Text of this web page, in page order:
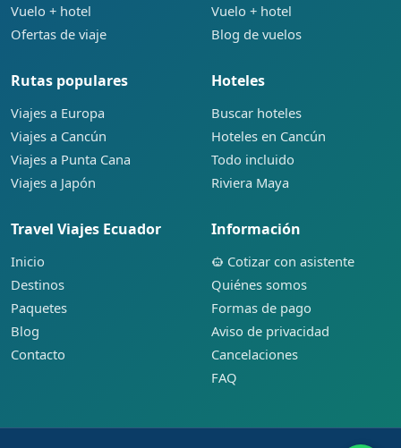
Vuelo + hotel
Ofertas de viaje
Vuelo + hotel
Blog de vuelos
Rutas populares
Viajes a Europa
Viajes a Cancún
Viajes a Punta Cana
Viajes a Japón
Hoteles
Buscar hoteles
Hoteles en Cancún
Todo incluido
Riviera Maya
Travel Viajes Ecuador
Inicio
Destinos
Paquetes
Blog
Contacto
Información
Cotizar con asistente
Quiénes somos
Formas de pago
Aviso de privacidad
Cancelaciones
FAQ